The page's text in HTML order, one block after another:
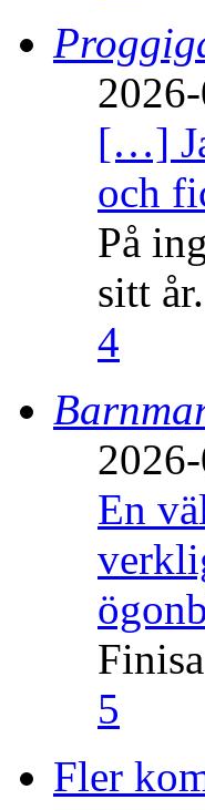
[…]
och
På
sitt
4
En
Finisa
5
Fler